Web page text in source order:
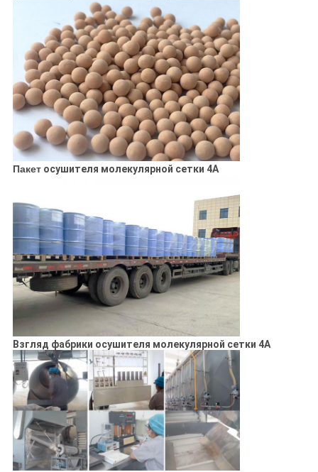
Пакетосушителя молекулярной сетки 4A
Взгляд фабрики осушителя молекулярной сетки 4A